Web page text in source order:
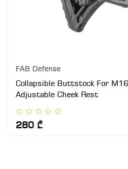
FAB Defense
Collapsible Buttstock For
Adjustable Cheek Rest
280 ₾